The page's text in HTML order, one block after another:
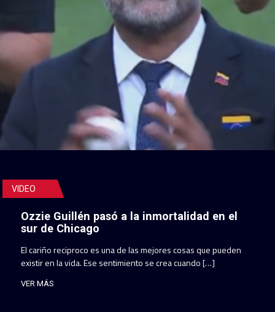
VIDEO
Ozzie Guillén pasó a la inmortalidad en el
sur de Chicago
El cariño reciproco es una de las mejores cosas que pueden
existir en la vida. Ese sentimiento se crea cuando […]
VER MÁS